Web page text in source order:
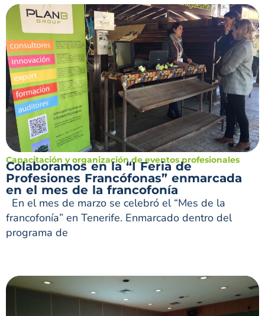
Capacitación y organización de eventos profesionales
Colaboramos en la “I Feria de
Profesiones Francófonas” enmarcada
en el mes de la francofonía
En el mes de marzo se celebró el “Mes de la
francofonía” en Tenerife. Enmarcado dentro del
programa de